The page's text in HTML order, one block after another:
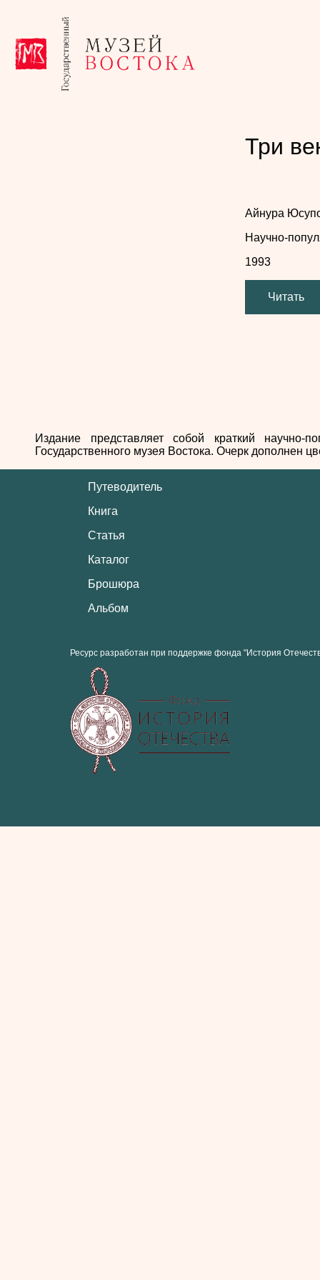
Три
Айнура
Научно-
1993
Читать
Издание представляет собой краткий научно-
Государственного музея Востока. Очерк дополнен
Путеводитель
Книга
Статья
Каталог
Брошюра
Альбом
Ресурс разработан при поддержке фонда "История